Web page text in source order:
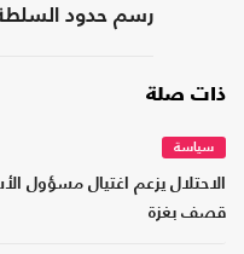
رسم حدود
ذات صلة
سياسة
الاحتلال يزعم اغتيال مسؤول
قصف بغزة